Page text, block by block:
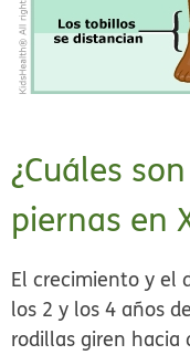
¿Cuáles
piernas en
El crecimiento y el
los 2 y los 4 años
rodillas giren hacia